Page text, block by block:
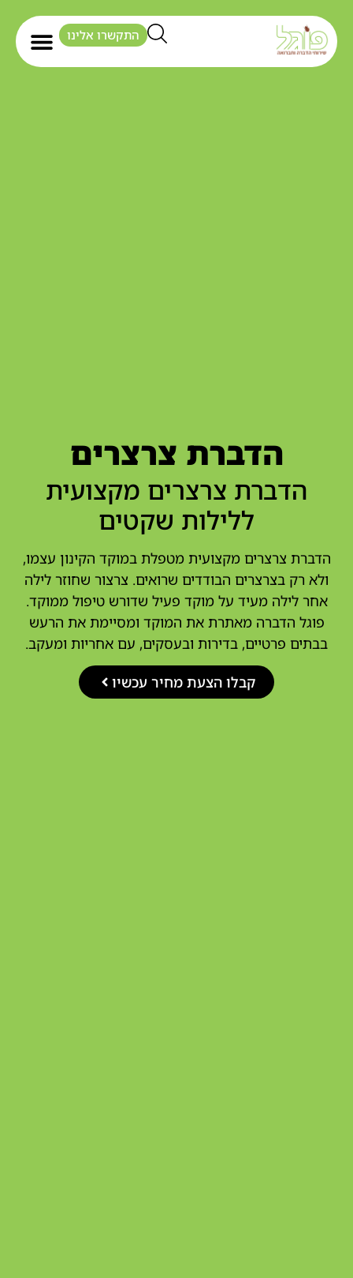
התקשרו אלינו
הדברת צרצרים
הדברת צרצרים מקצועית
ללילות שקטים
הדברת צרצרים מקצועית מטפלת במוקד הקינון עצמו,
ולא רק בצרצרים הבודדים שרואים. צרצור שחוזר לילה
אחר לילה מעיד על מוקד פעיל שדורש טיפול ממוקד.
פוגל הדברה מאתרת את המוקד ומסיימת את הרעש
בבתים פרטיים, בדירות ובעסקים, עם אחריות ומעקב.
קבלו הצעת מחיר עכשיו